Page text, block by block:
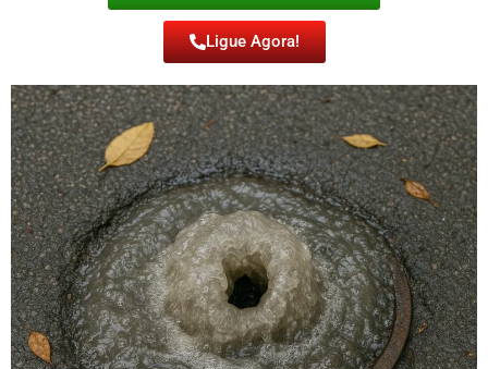
Ligue Agora!